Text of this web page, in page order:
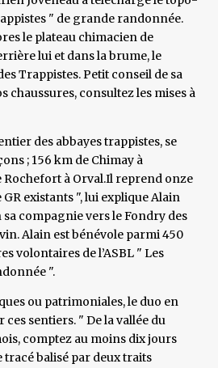
" de grande randonnée.
le plateau chimacien de
lui et dans la brume, le
Trappistes. Petit conseil de sa
chaussures, consultez les mises à
des abbayes trappistes, se
; 156 km de Chimay à
Rochefort à Orval.Il reprend onze
existants ", lui explique Alain
compagnie vers le Fondry des
Alain est bénévole parmi 450
volontaires de l’ASBL " Les
".
ou patrimoniales, le duo en
sentiers. " De la vallée du
comptez au moins dix jours
tracé balisé par deux traits